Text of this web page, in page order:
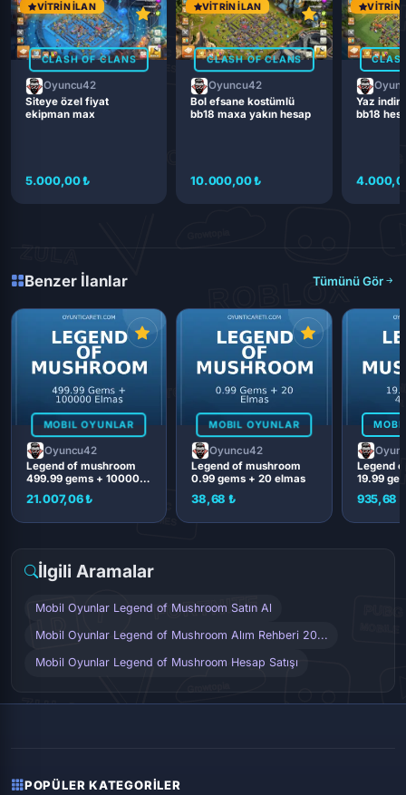
VITRIN İLAN
CLASH OF CLANS
Oyuncu42
Siteye özel fiyat
ekipman max
5.000,00 ₺
VITRIN İLAN
CLASH OF CLANS
Oyuncu42
Bol efsane kostümlü
bb18 maxa yakın hesap
10.000,00 ₺
VITRIN
Yaz
bb18
Benzer İlanlar Tümünü Gör
MOBIL OYUNLAR
Oyuncu42
Legend of mushroom
499.99 gems + 100000
elmas
21.007,06 ₺
MOBIL OYUNLAR
Oyuncu42
Legend of mushroom
0.99 gems + 20 elmas
38,68 ₺
Legend
19.99
elmas
935,68
İlgili Aramalar
Mobil Oyunlar Legend of Mushroom Satın Al
Mobil Oyunlar Legend of Mushroom Alım Rehberi 20...
Mobil Oyunlar Legend of Mushroom Hesap Satışı
POPÜLER KATEGORILER